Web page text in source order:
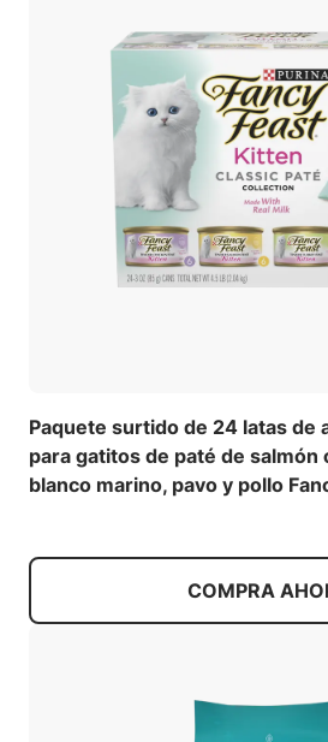
Paquete surtido de 24 latas de
para gatitos de paté de salmón
blanco marino, pavo y pollo
COMPRA